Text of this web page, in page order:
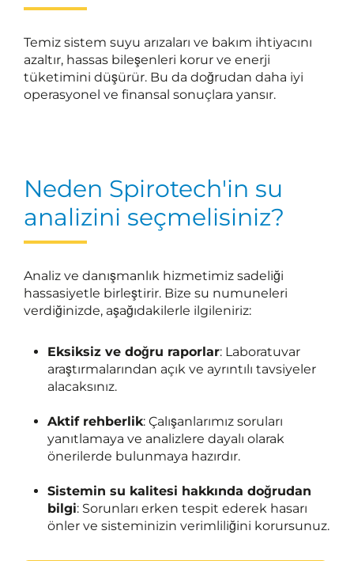
Temiz sistem suyu arızaları ve bakım ihtiyacını
azaltır, hassas bileşenleri korur ve enerji
tüketimini düşürür. Bu da doğrudan daha iyi
operasyonel ve finansal sonuçlara yansır.
Neden Spirotech'in su
analizini seçmelisiniz?
Analiz ve danışmanlık hizmetimiz sadeliği
hassasiyetle birleştirir. Bize su numuneleri
verdiğinizde, aşağıdakilerle ilgileniriz:
Eksiksiz ve doğru raporlar: Laboratuvar
araştırmalarından açık ve ayrıntılı tavsiyeler
alacaksınız.
Aktif rehberlik: Çalışanlarımız soruları
yanıtlamaya ve analizlere dayalı olarak
önerilerde bulunmaya hazırdır.
Sistemin su kalitesi hakkında doğrudan
bilgi: Sorunları erken tespit ederek hasarı
önler ve sisteminizin verimliliğini korursunuz.